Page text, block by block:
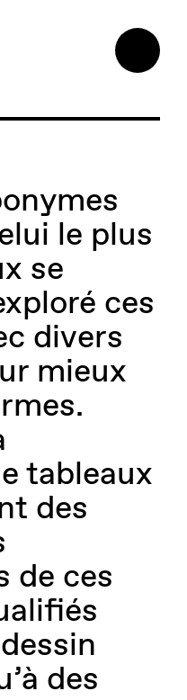
le plus
se
ces
divers
mieux
tableaux
des
de ces
des